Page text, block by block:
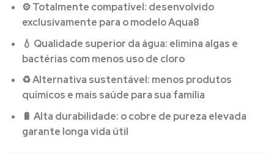
⚙️Totalmente compatível: desenvolvido
exclusivamente para o modelo Aqua8
💧 Qualidade superior da água: elimina algas e
bactérias com menos uso de cloro
♻️Alternativa sustentável: menos produtos
químicos e mais saúde para sua família
🔋 Alta durabilidade: o cobre de pureza elevada
garante longa vida útil